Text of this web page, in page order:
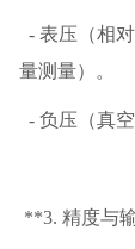
- 表压（相
量测量）。
- 负压（真
**3. 精度与